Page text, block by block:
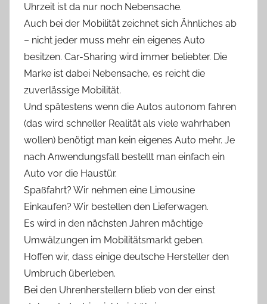
Uhrzeit ist da nur noch Nebensache.
Auch bei der Mobilität zeichnet sich Ähnliches ab
– nicht jeder muss mehr ein eigenes Auto
besitzen. Car-Sharing wird immer beliebter. Die
Marke ist dabei Nebensache, es reicht die
zuverlässige Mobilität.
Und spätestens wenn die Autos autonom fahren
(das wird schneller Realität als viele wahrhaben
wollen) benötigt man kein eigenes Auto mehr. Je
nach Anwendungsfall bestellt man einfach ein
Auto vor die Haustür.
Spaßfahrt? Wir nehmen eine Limousine
Einkaufen? Wir bestellen den Lieferwagen.
Es wird in den nächsten Jahren mächtige
Umwälzungen im Mobilitätsmarkt geben.
Hoffen wir, dass einige deutsche Hersteller den
Umbruch überleben.
Bei den Uhrenherstellern blieb von der einst